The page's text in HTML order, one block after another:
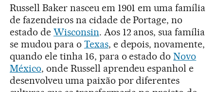
Russell Baker nasceu em 1901 em uma família
de fazendeiros na cidade de Portage, no
estado de Wisconsin. Aos 12 anos, sua família
se mudou para o Texas, e depois, novamente,
quando ele tinha 16, para o estado doNovo
México, onde Russell aprendeu espanhol e
desenvolveu uma paixão por diferentes